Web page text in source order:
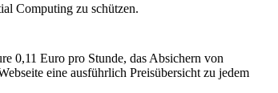
Computing zu schützen.
0,11 Euro pro Stunde, das Absichern von
eine ausführlich Preisübersicht zu jedem